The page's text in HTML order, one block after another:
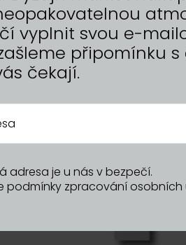
– named the best food in
forget vegans and those with
gluten-free, and
you can adjust the
vyplnit svou e-
připomínku
čekají.
adresa je u nás v bezpečí.
podmínky zpracování osobních